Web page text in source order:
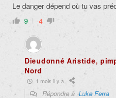
Le danger dépend où tu vas
9 -4
Dieudonné Aristide,
Nord
1 mois il y a
Répondre àLuke Ferra